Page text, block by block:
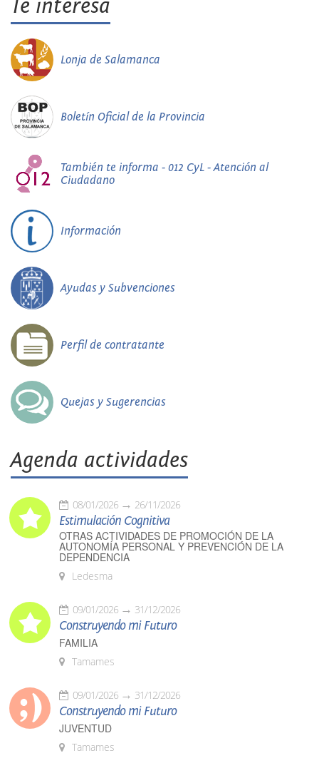
Te interesa
Lonja de Salamanca
Boletín Oficial de la Provincia
También te informa - 012 CyL - Atención al
Ciudadano
Información
Ayudas y Subvenciones
Perfil de contratante
Quejas y Sugerencias
Agenda actividades
08/01/2026 26/11/2026
Estimulación Cognitiva
OTRAS ACTIVIDADES DE PROMOCIÓN DE LA
AUTONOMÍA PERSONAL Y PREVENCIÓN DE LA
DEPENDENCIA
Ledesma
09/01/2026 31/12/2026
Construyendo mi Futuro
FAMILIA
Tamames
09/01/2026 31/12/2026
Construyendo mi Futuro
JUVENTUD
Tamames